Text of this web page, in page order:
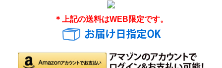
＊上記の送料はWEB限定です。